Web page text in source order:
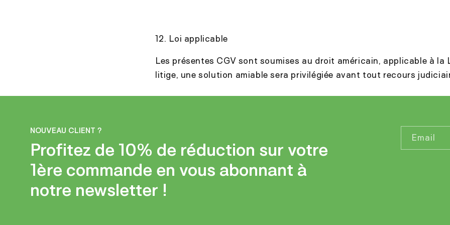
12. Loi applicable
Les présentes CGV sont soumises au droit américain, applicable à la
litige, une solution amiable sera privilégiée avant tout recours
NOUVEAU CLIENT ?
Profitez de 10% de réduction sur votre
1ère commande en vous abonnant à
notre newsletter !
Email